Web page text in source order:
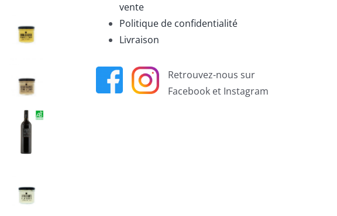
vente
Politique de confidentialité
Livraison
Retrouvez-nous sur
Facebook et Instagram